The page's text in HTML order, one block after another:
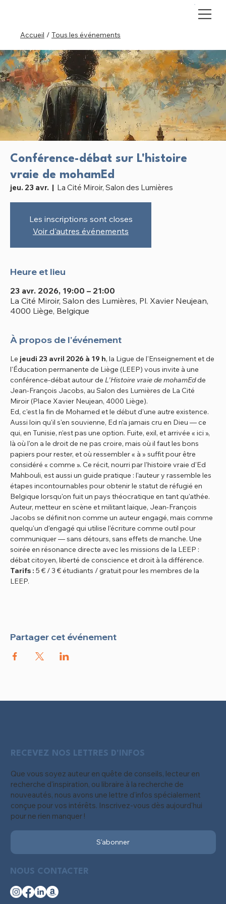
Accueil / Tous les événements
Conférence-débat sur L'histoire
vraie de mohamEd
jeu. 23 avr.
  |
La Cité Miroir, Salon des Lumières
Les inscriptions sont closes
Voir d'autres événements
Heure et lieu
23 avr. 2026, 19:00 – 21:00
La Cité Miroir, Salon des Lumières, Pl. Xavier Neujean,
4000 Liège, Belgique
À propos de l'événement
Le jeudi 23 avril 2026 à 19 h, la Ligue de l'Enseignement et de
l'Éducation permanente de Liège (LEEP) vous invite à une
conférence-débat autour de L'Histoire vraie de mohamEd de
Jean-François Jacobs, au Salon des Lumières de La Cité
Miroir (Place Xavier Neujean, 4000 Liège).
Ed, c'est la fin de Mohamed et le début d'une autre existence.
Aussi loin qu'il s'en souvienne, Ed n'a jamais cru en Dieu — ce
qui, en Tunisie, n'est pas une option. Fuite, exil, et arrivée « ici »,
là où l'on a le droit de ne pas croire, mais où il faut les bons
papiers pour rester, et où ressembler « à » suffit pour être
considéré « comme ». Ce récit, nourri par l'histoire vraie d'Ed
Mahbouli, est aussi un guide pratique : l'auteur y rassemble les
étapes incontournables pour obtenir le statut de réfugié en
Belgique lorsqu'on fuit un pays théocratique en tant qu'athée.
Auteur, metteur en scène et militant laïque, Jean-François
Jacobs se définit non comme un auteur engagé, mais comme
quelqu'un d'engagé qui utilise l'écriture comme outil pour
communiquer — sans détours, sans effets de manche. Une
soirée en résonance directe avec les missions de la LEEP :
débat citoyen, liberté de conscience et droit à la différence.
Tarifs : 5 € / 3 € étudiants / gratuit pour les membres de la
LEEP.
Partager cet événement
NOUS CONTACTER
RECEVEZ NOS LETTRES D'INFOS
Que vous soyez auteur en quête de conseils, lecteur en
recherche d'inspiration, ou libraire à la recherche de
nouveautés, nous avons une lettre d'infos spécialement
conçue pour vos intérêts. Inscrivez-vous dès aujourd'hui
pour ne rien manquer !
S'abonner